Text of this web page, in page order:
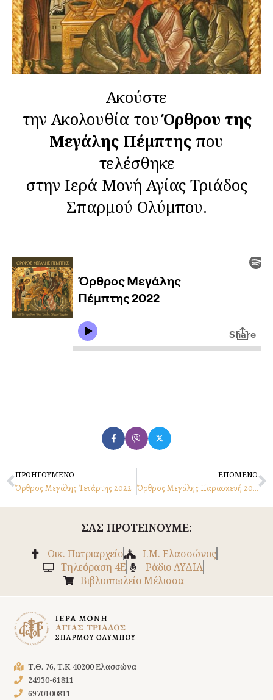
Ακούστε
την Ακολουθία τουΌρθρου της
Μεγάλης Πέμπτηςπου
τελέσθηκε
στην Ιερά Μονή Αγίας Τριάδος
Σπαρμού Ολύμπου.
Prev
ΠΡΟΗΓΟΥΜΕΝΟ
Όρθρος Μεγάλης Tετάρτης 2022
ΕΠΟΜΕΝΟ
Όρθρος Μεγάλης Παρασκευή 2022
ΣΑΣ ΠΡΟΤΕΙΝΟΥΜΕ:
Οικ. Πατριαρχείο
Ι.Μ. Ελασσώνος
Tηλεόραση 4Ε
Ράδιο ΛΥΔΙΑ
Βιβλιοπωλείο Μέλισσα
Τ.Θ. 76, Τ.Κ 40200 Ελασσώνα
24930-61811
6970100811